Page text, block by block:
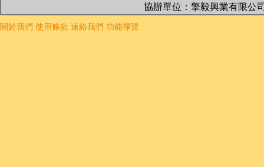
協辦單位：擎毅興業有限公
關於我們 使用條款 連絡我們 功能導覽